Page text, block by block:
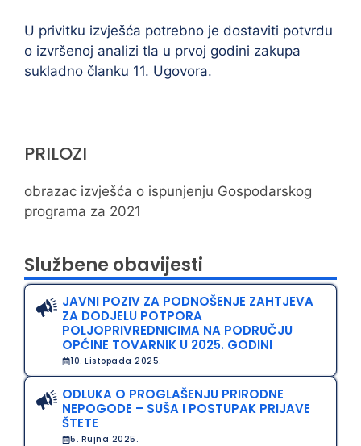
U privitku izvješća potrebno je dostaviti potvrdu
o izvršenoj analizi tla u prvoj godini zakupa
sukladno članku 11. Ugovora.
PRILOZI
obrazac izvješća o ispunjenju Gospodarskog
programa za 2021
Službene obavijesti
JAVNI POZIV ZA PODNOŠENJE ZAHTJEVA
ZA DODJELU POTPORA
POLJOPRIVREDNICIMA NA PODRUČJU
OPĆINE TOVARNIK U 2025. GODINI
10. Listopada 2025.
ODLUKA O PROGLAŠENJU PRIRODNE
NEPOGODE – SUŠA I POSTUPAK PRIJAVE
ŠTETE
5. Rujna 2025.